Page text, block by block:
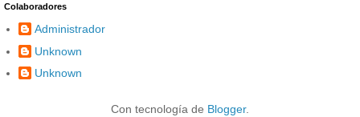
Colaboradores
Administrador
Unknown
Unknown
Con tecnología de Blogger.